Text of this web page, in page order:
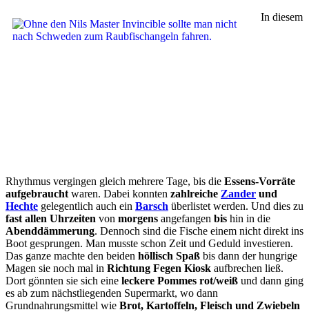
In diesem
Rhythmus vergingen gleich mehrere Tage, bis die Essens-Vorräte
aufgebraucht waren. Dabei konnten zahlreiche Zander und
Hechte gelegentlich auch ein Barsch überlistet werden. Und dies zu
fast allen Uhrzeiten von morgens angefangen bis hin in die
Abenddämmerung. Dennoch sind die Fische einem nicht direkt ins
Boot gesprungen. Man musste schon Zeit und Geduld investieren.
Das ganze machte den beiden höllisch Spaß bis dann der hungrige
Magen sie noch mal in Richtung Fegen Kiosk aufbrechen ließ.
Dort gönnten sie sich eine leckere Pommes rot/weiß und dann ging
es ab zum nächstliegenden Supermarkt, wo dann
Grundnahrungsmittel wie Brot, Kartoffeln, Fleisch und Zwiebeln